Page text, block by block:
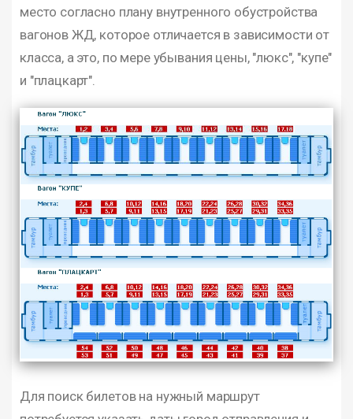
место согласно плану внутренного обустройства
вагонов ЖД, которое отличается в зависимости от
класса, а это, по мере убывания цены, "люкс", "купе"
и "плацкарт".
Для поиск билетов на нужный маршрут